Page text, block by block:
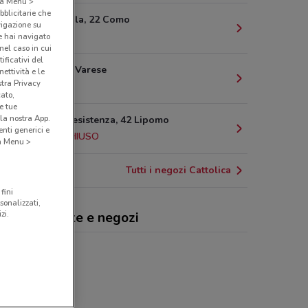
Via Coloniola, 22 Como
9.7 km
Via Piave, 1 Varese
11.2 km
Via Della Resistenza, 42 Lipomo
12.1 km
CHIUSO
Tutti i negozi Cattolica
offerte e negozi
che
su
hai navigato
caso in cui
del
e le
Privacy
tue
nostra App.
generici e
Menu >
fini